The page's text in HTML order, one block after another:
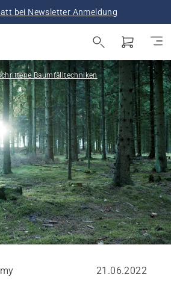
bei Newsletter Anmeldung
Baumfälltechniken
21.06.2022